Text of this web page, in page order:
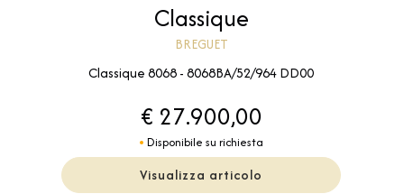
Classique
BREGUET
Classique 8068 - 8068BA/52/964 DD00
€ 27.900,00
Disponibile su richiesta
Visualizza articolo